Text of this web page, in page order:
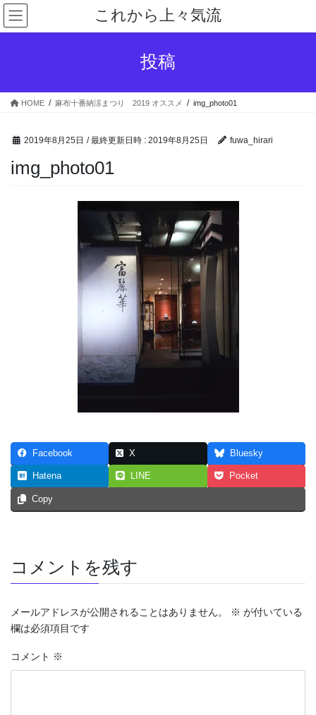
コ
ン
テ
ス
ナ
ビ
ゲ
ン
これから上々気流
投稿
HOME 麻布十番納涼まつり 2019 オススメ img_photo01
2019年8月25日 / 最終更新日時 : 2019年8月25日 fuwa_hirari
img_photo01
Facebook X Bluesky
Hatena LINE Pocket
Copy
コメントを残す
メールアドレスが公開されることはありません。 ※ が付いている
欄は必須項目です
コメント ※